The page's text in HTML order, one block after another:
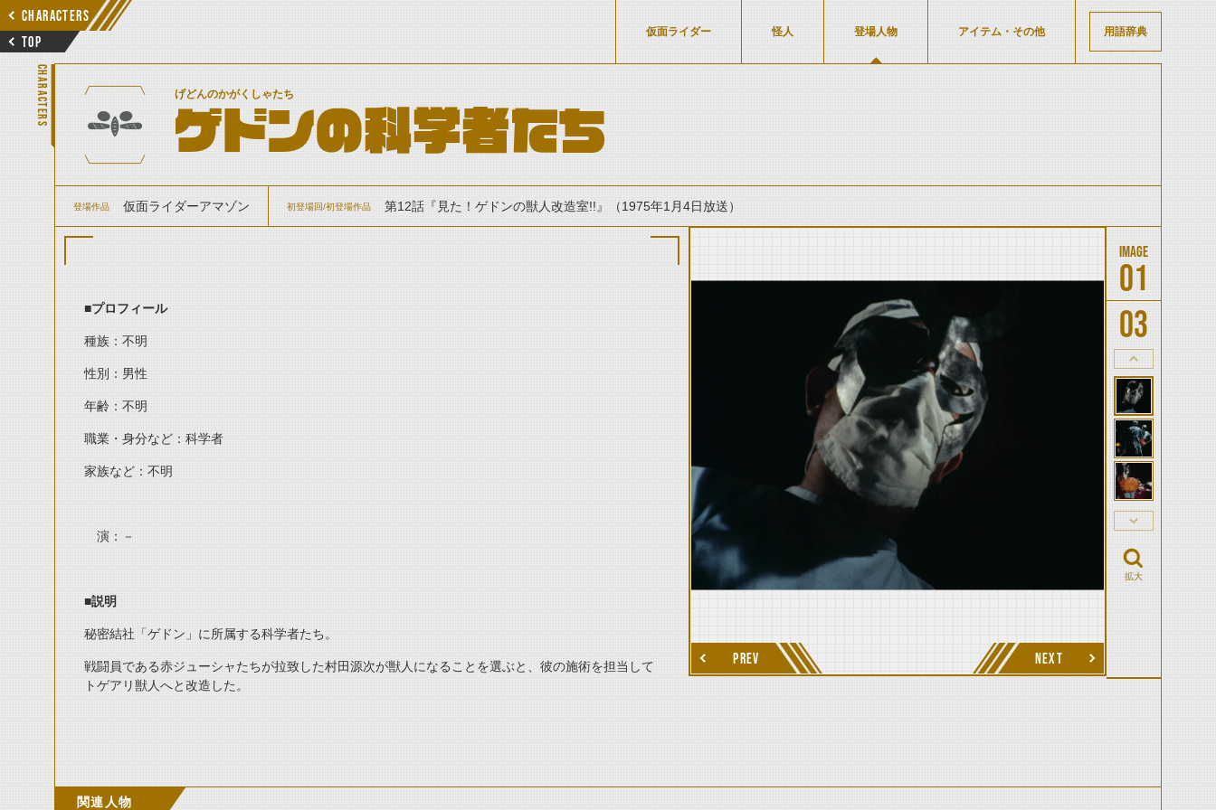
CHARACTERS
TOP
仮面ライダー 怪人 登場人物 アイテム・その他 用語辞典
CHARACTERS げどんのかがくしゃたち
ゲドンの科学者たち
登場作品 仮面ライダーアマゾン 初登場回/初登場作品 第12話『見た！ゲドンの獣人改造室!!』（1975年1月4日放送）
■プロフィール
種族：不明
性別：男性
年齢：不明
職業・身分など：科学者
家族など：不明
演：－
■説明
秘密結社「ゲドン」に所属する科学者たち。
戦闘員である赤ジューシャたちが拉致した村田源次が獣人になることを選ぶと、彼の施術を担当して
トゲアリ獣人へと改造した。
PREV NEXT
01
03
thumbnail Next
拡大
関連人物